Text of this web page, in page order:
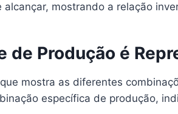
mostrando a relação
de Produção é
mostra as diferentes
específica de produção,